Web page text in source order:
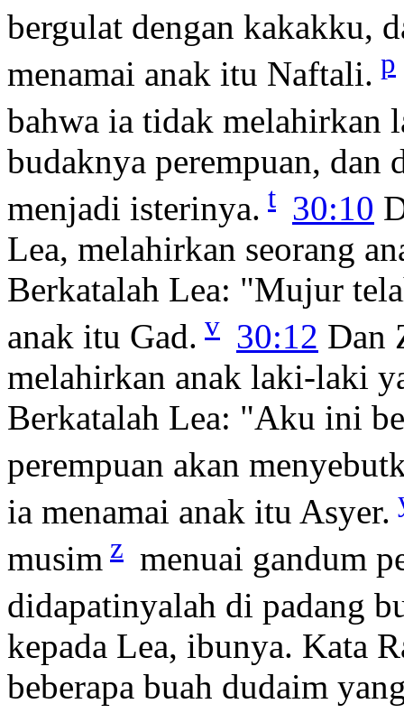
bergulat dengan kakakku,
menamai anak itu Naftali. p
bahwa ia tidak melahirkan
budaknya perempuan, dan
menjadi isterinya. t 30:10
Lea, melahirkan seorang
Berkatalah Lea: "Mujur
anak itu Gad. v 30:12 Dan
melahirkan anak laki-laki
Berkatalah Lea: "Aku ini
perempuan akan
ia menamai anak itu Asyer.
musim z menuai gandum
didapatinyalah di padang
kepada Lea, ibunya. Kata
beberapa buah dudaim